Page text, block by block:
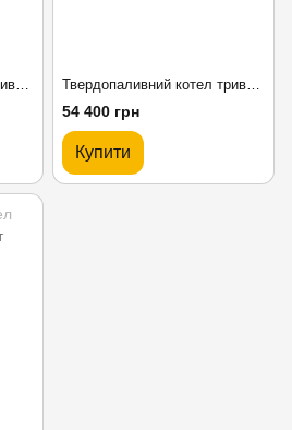
Твердопаливний котел тривалого горіння Kraft S new Твердопаливний котел тривалого горіння Kraft S
54 400 грн
Купити